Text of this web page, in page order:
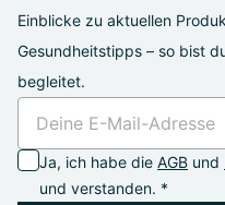
Einblicke zu aktuellen
Gesundheitstipps – so bist
begleitet.
Ja, ich habe die AGB und
und verstanden. *